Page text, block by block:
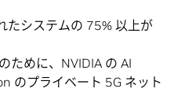
たシステムの 75% 以上が
ために、NVIDIA の AI
のプライベート 5G ネット